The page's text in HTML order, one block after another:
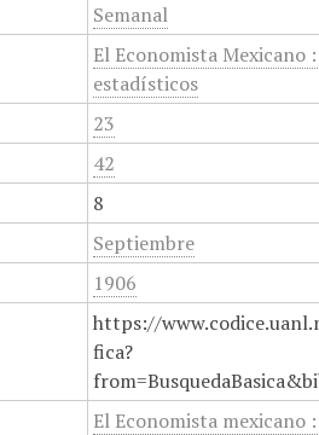
Semanal
El Economista Mexicano
estadísticos
23
42
8
Septiembre
1906
https://
fica?
El Economista mexicano